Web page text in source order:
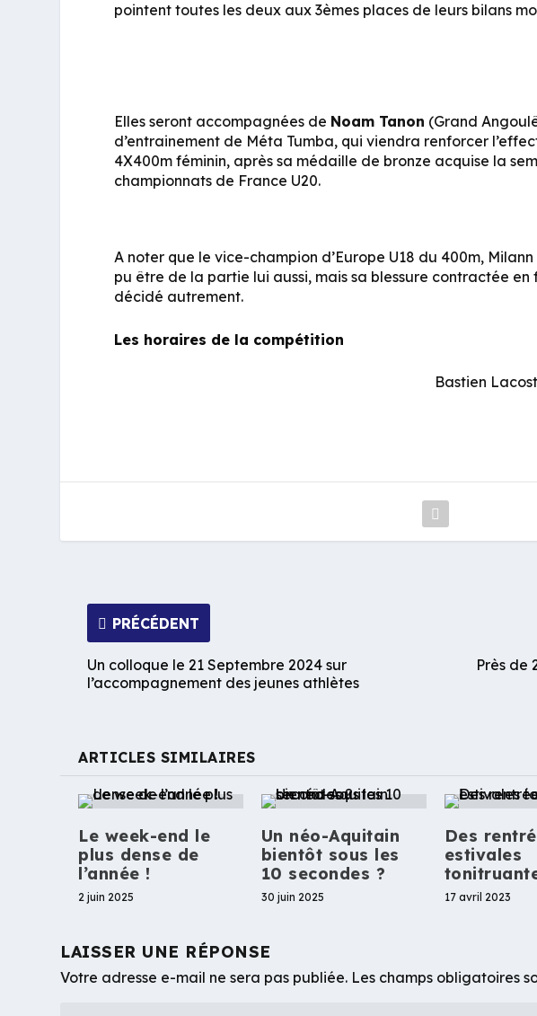
pointent toutes les deux aux 3èmes places de leurs bilans
Elles seront accompagnées de Noam Tanon (Grand
d’entrainement de Méta Tumba, qui viendra renforcer
4X400m féminin, après sa médaille de bronze acquise la
championnats de France U20.
A noter que le vice-champion d’Europe U18 du 400m,
pu être de la partie lui aussi, mais sa blessure contractée
décidé autrement.
Les horaires de la compétition
Bastien
PRÉCÉDENT
Un colloque le 21 Septembre 2024 sur
l’accompagnement des jeunes athlètes
Près de
ARTICLES SIMILAIRES
Le week-end le
plus dense de
l’année !
2 juin 2025
Un néo-Aquitain
bientôt sous les
10 secondes ?
30 juin 2025
Des
estivales
17 avril 2023
LAISSER UNE RÉPONSE
Votre adresse e-mail ne sera pas publiée. Les champs obligatoires